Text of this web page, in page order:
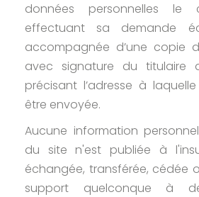
données personnelles le
effectuant sa demande
accompagnée d’une copie
avec signature du titulaire
précisant l’adresse à
être envoyée.
Aucune information
du site n'est publiée à
échangée, transférée, cédée
support quelconque à